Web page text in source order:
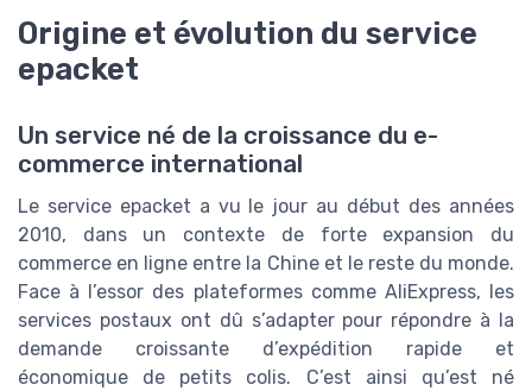
Origine et évolution du service
epacket
Un service né de la croissance du e-
commerce international
Le service epacket a vu le jour au début des années
2010, dans un contexte de forte expansion du
commerce en ligne entre la Chine et le reste du monde.
Face à l’essor des plateformes comme AliExpress, les
services postaux ont dû s’adapter pour répondre à la
demande croissante d’expédition rapide et
économique de petits colis. C’est ainsi qu’est né